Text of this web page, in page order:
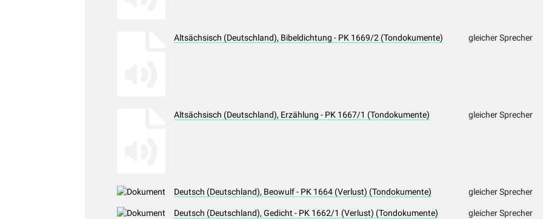
Altsächsisch (Deutschland), Bibeldichtung - PK 1669/2 (Tondokumente) gleicher Sprecher
Altsächsisch (Deutschland), Erzählung - PK 1667/1 (Tondokumente) gleicher Sprecher
Deutsch (Deutschland), Beowulf - PK 1664 (Verlust) (Tondokumente) gleicher Sprecher
Deutsch (Deutschland), Gedicht - PK 1662/1 (Verlust) (Tondokumente) gleicher Sprecher